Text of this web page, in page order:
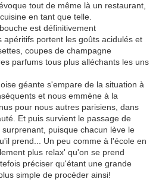
tout de même là un restaurant,
en tant que telle.
est définitivement
apéritifs portent les goûts acidulés et
coupes de champagne
parfums tous plus alléchants les uns
géante s'empare de la situation à
et nous emmène à la
pour nous autres parisiens, dans
Et puis survient le passage de
puisque chacun lève le
prend... Un peu comme à l'école en
plus relax' qu'on se prend
préciser qu'étant une grande
simple de procéder ainsi!